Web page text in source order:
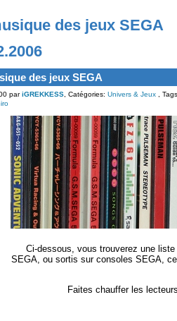
des jeux SEGA
des jeux SEGA
pariGREKKESS, Catégories: Univers & Jeux,
Ci-dessous, vous trouverez une
SEGA, ou sortis sur consoles SEGA,
Faites chauffer les